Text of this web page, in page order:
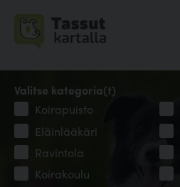
Valitse kategoria(t)
Koirapuisto
Eläinlääkäri
Ravintola
Koirakoulu